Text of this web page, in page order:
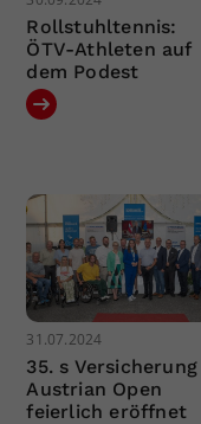
Rollstuhltennis:
ÖTV-Athleten auf
dem Podest
31.07.2024
35. s Versicherung
Austrian Open
feierlich eröffnet